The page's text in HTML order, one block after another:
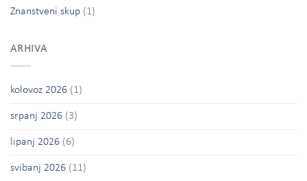
Znanstveni skup (1)
ARHIVA
kolovoz 2026 (1)
srpanj 2026 (3)
lipanj 2026 (6)
svibanj 2026 (11)